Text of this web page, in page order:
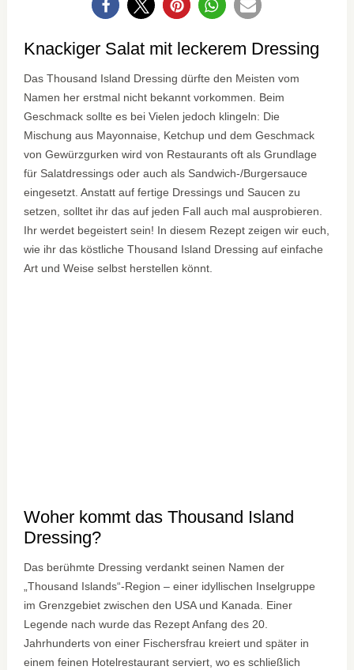
0
Knackiger Salat mit leckerem Dressing
Das Thousand Island Dressing dürfte den Meisten vom
Namen her erstmal nicht bekannt vorkommen. Beim
Geschmack sollte es bei Vielen jedoch klingeln: Die
Mischung aus Mayonnaise, Ketchup und dem Geschmack
von Gewürzgurken wird von Restaurants oft als Grundlage
für Salatdressings oder auch als Sandwich-/Burgersauce
eingesetzt. Anstatt auf fertige Dressings und Saucen zu
setzen, solltet ihr das auf jeden Fall auch mal ausprobieren.
Ihr werdet begeistert sein! In diesem Rezept zeigen wir euch,
wie ihr das köstliche Thousand Island Dressing auf einfache
Art und Weise selbst herstellen könnt.
Woher kommt das Thousand Island
Dressing?
Das berühmte Dressing verdankt seinen Namen der
„Thousand Islands“-Region – einer idyllischen Inselgruppe
im Grenzgebiet zwischen den USA und Kanada. Einer
Legende nach wurde das Rezept Anfang des 20.
Jahrhunderts von einer Fischersfrau kreiert und später in
einem feinen Hotelrestaurant serviert, wo es schließlich